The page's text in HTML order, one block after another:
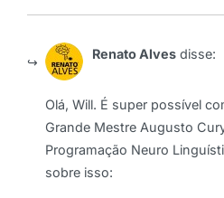
Renato Alves disse:
Olá, Will. É super possível
Grande Mestre Augusto
Programação Neuro
sobre isso: